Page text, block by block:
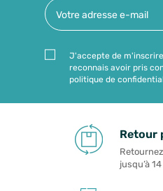
J'accepte de
reconnais avoir pris
politique de
Retour
jusqu’à